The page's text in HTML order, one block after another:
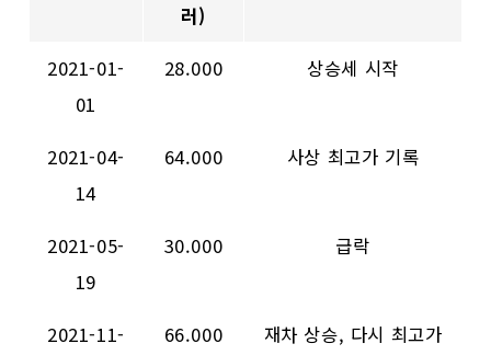
러)
2021-01-
01
28.000 상승세 시작
2021-04-
14
64.000 사상 최고가 기록
2021-05-
19
30.000 급락
2021-11-
66.000
재차 상승, 다시 최고가